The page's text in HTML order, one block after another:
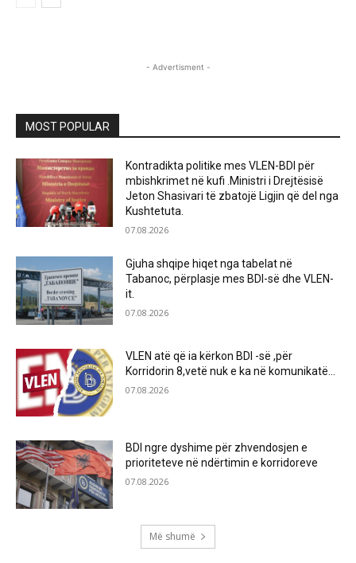
- Advertisment -
MOST POPULAR
Kontradikta politike mes VLEN-BDI për
mbishkrimet në kufi .Ministri i Drejtësisë
Jeton Shasivari të zbatojë Ligjin që del nga
Kushtetuta.
07.08.2026
Gjuha shqipe hiqet nga tabelat në
Tabanoc, përplasje mes BDI-së dhe VLEN-
it.
07.08.2026
VLEN atë që ia kërkon BDI -së ,për
Korridorin 8,vetë nuk e ka në komunikatë…
07.08.2026
BDI ngre dyshime për zhvendosjen e
prioriteteve në ndërtimin e korridoreve
07.08.2026
Më shumë